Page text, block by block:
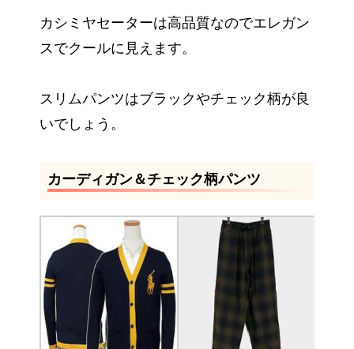
カシミヤセーターは高品質なのでエレガン
スでクールに見えます。
スリムパンツはブラックやチェック柄が良
いでしょう。
カーディガン＆チェック柄パンツ